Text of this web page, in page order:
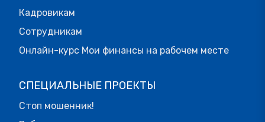
Кадровикам
Сотрудникам
Онлайн-курс Мои финансы на рабочем месте
СПЕЦИАЛЬНЫЕ ПРОЕКТЫ
Стоп мошенник!